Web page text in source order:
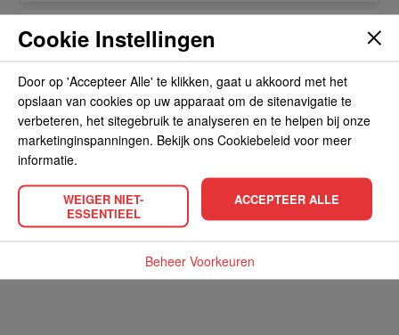
ALLERGIEËN
OVERIGE INFORMATIE
POPULAIRE PRODUCTEN
Cookie Instellingen
Door op 'Accepteer Alle' te klikken, gaat u akkoord met het
opslaan van cookies op uw apparaat om de sitenavigatie te
verbeteren, het sitegebruik te analyseren en te helpen bij onze
marketinginspanningen. Bekijk ons Cookiebeleid voor meer
informatie.
WEIGER NIET-
ESSENTIEEL
ACCEPTEER ALLE
Beheer Voorkeuren